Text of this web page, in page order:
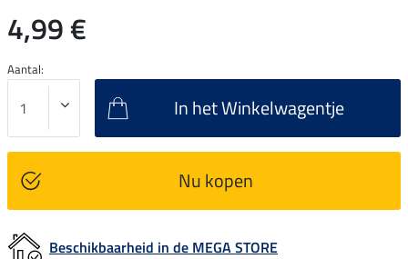
4,99 €
Aantal:
In het Winkelwagentje
Nu kopen
Beschikbaarheid in de MEGA STORE